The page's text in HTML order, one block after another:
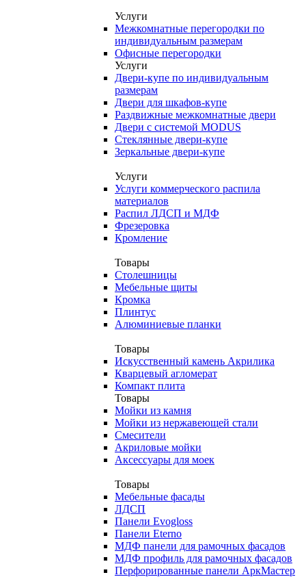
Услуги
Межкомнатные перегородки по
индивидуальным размерам
Офисные перегородки
Услуги
Двери-купе по индивидуальным
размерам
Двери для шкафов-купе
Раздвижные межкомнатные двери
Двери с системой MODUS
Стеклянные двери-купе
Зеркальные двери-купе
Услуги
Услуги коммерческого распила
материалов
Распил ЛДСП и МДФ
Фрезеровка
Кромление
Товары
Столешницы
Мебельные щиты
Кромка
Плинтус
Алюминиевые планки
Товары
Искусственный камень Акрилика
Кварцевый агломерат
Компакт плита
Товары
Мойки из камня
Мойки из нержавеющей стали
Смесители
Акриловые мойки
Аксессуары для моек
Товары
Мебельные фасады
ЛДСП
Панели Evogloss
Панели Eterno
МДФ панели для рамочных фасадов
МДФ профиль для рамочных фасадов
Перфорированные панели АркМастер